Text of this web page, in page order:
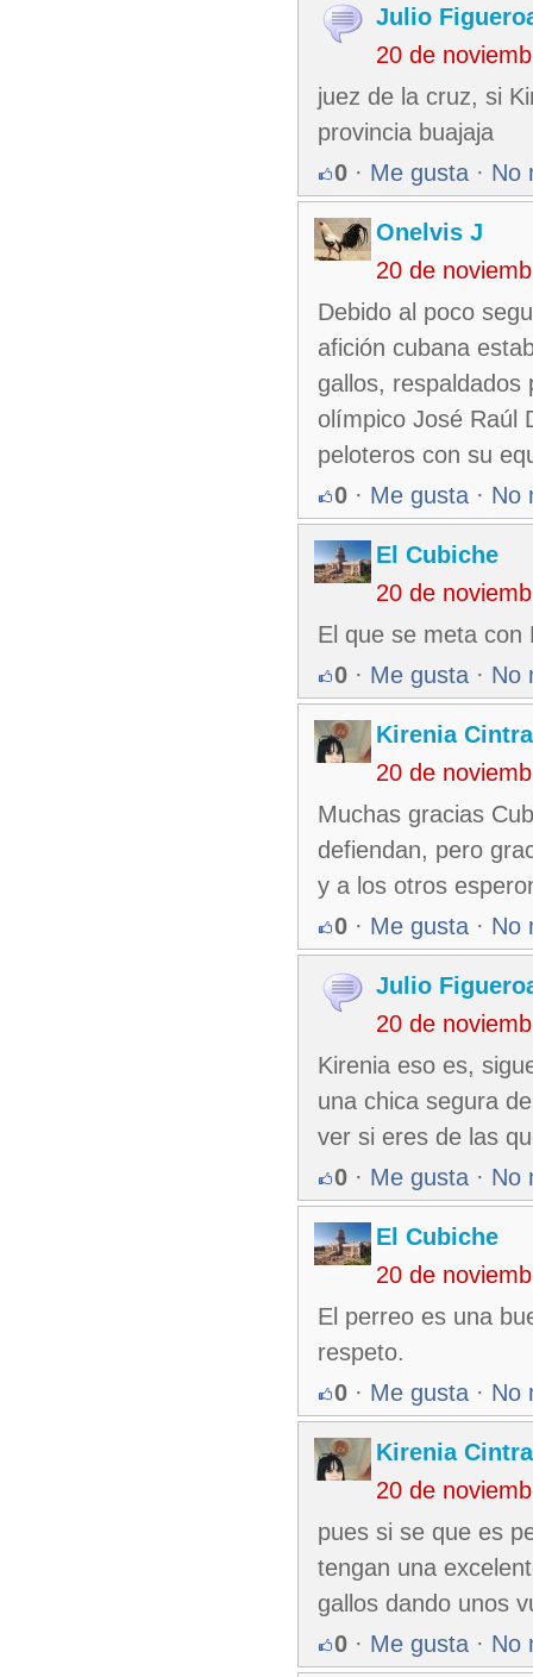
Julio
20 de
juez de la cruz, si
provincia buajaja
0 · Me gusta · No
Onelvis J
20 de
Debido al poco
afición cubana
gallos, respaldados
olímpico José Raúl
peloteros con su
0 · Me gusta · No
El Cubiche
20 de
El que se meta con
0 · Me gusta · No
Kirenia
20 de
Muchas gracias
defiendan, pero
y a los otros
0 · Me gusta · No
Julio
20 de
Kirenia eso es,
una chica segura
ver si eres de las
0 · Me gusta · No
El Cubiche
20 de
El perreo es una
respeto.
0 · Me gusta · No
Kirenia Cintra
20 de
pues si se que es
tengan una
gallos dando unos
0 · Me gusta · No